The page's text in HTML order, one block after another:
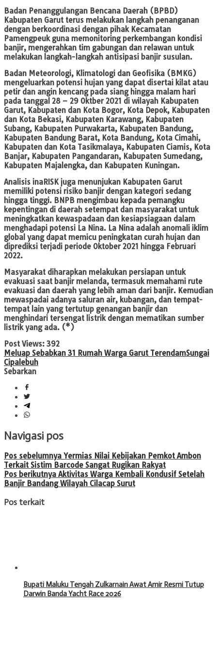
Badan Penanggulangan Bencana Daerah (BPBD)
Kabupaten Garut terus melakukan langkah penanganan
dengan berkoordinasi dengan pihak Kecamatan
Pamengpeuk guna memonitoring perkembangan kondisi
banjir, mengerahkan tim gabungan dan relawan untuk
melakukan langkah-langkah antisipasi banjir susulan.
Badan Meteorologi, Klimatologi dan Geofisika (BMKG)
mengeluarkan potensi hujan yang dapat disertai kilat atau
petir dan angin kencang pada siang hingga malam hari
pada tanggal 28 – 29 Oktber 2021 di wilayah Kabupaten
Garut, Kabupaten dan Kota Bogor, Kota Depok, Kabupaten
dan Kota Bekasi, Kabupaten Karawang, Kabupaten
Subang, Kabupaten Purwakarta, Kabupaten Bandung,
Kabupaten Bandung Barat, Kota Bandung, Kota Cimahi,
Kabupaten dan Kota Tasikmalaya, Kabupaten Ciamis, Kota
Banjar, Kabupaten Pangandaran, Kabupaten Sumedang,
Kabupaten Majalengka, dan Kabupaten Kuningan.
Analisis inaRISK juga menunjukan Kabupaten Garut
memiliki potensi risiko banjir dengan kategori sedang
hingga tinggi. BNPB mengimbau kepada pemangku
kepentingan di daerah setempat dan masyarakat untuk
meningkatkan kewaspadaan dan kesiapsiagaan dalam
menghadapi potensi La Nina. La Nina adalah anomali iklim
global yang dapat memicu peningkatan curah hujan dan
diprediksi terjadi periode Oktober 2021 hingga Februari
2022.
Masyarakat diharapkan melakukan persiapan untuk
evakuasi saat banjir melanda, termasuk memahami rute
evakuasi dan daerah yang lebih aman dari banjir. Kemudian
mewaspadai adanya saluran air, kubangan, dan tempat-
tempat lain yang tertutup genangan banjir dan
menghindari tersengat listrik dengan mematikan sumber
listrik yang ada. (*)
Post Views: 392
Meluap Sebabkan 31 Rumah Warga Garut TerendamSungai
Cipalebuh
Sebarkan
Navigasi pos
Pos sebelumnya Yermias Nilai Kebijakan Pemkot Ambon
Terkait Sistim Barcode Sangat Rugikan Rakyat
Pos berikutnya Aktivitas Warga Kembali Kondusif Setelah
Banjir Bandang Wilayah Cilacap Surut
Pos terkait
Bupati Maluku Tengah Zulkarnain Awat Amir Resmi Tutup
Darwin Banda Yacht Race 2026